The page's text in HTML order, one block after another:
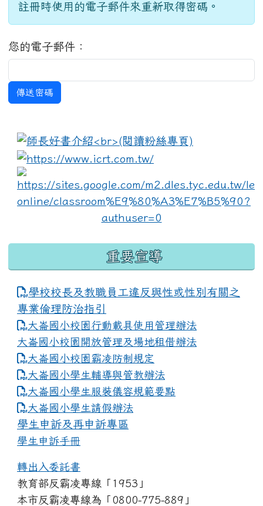
註冊時使用的電子郵件來重新取得密碼。
您的電子郵件：
傳送密碼
link to https://
重要宣導
學校校長及教職員工違反與性或性別有關之
專業倫理防治指引
大崙國小校園行動載具使用管理辦法
大崙國小校園開放管理及場地租借辦法
大崙國小校園霸凌防制規定
大崙國小學生輔導與管教辦法
大崙國小學生服裝儀容規範要點
link to https://www.dles.tyc.edu.tw/uploads/
大崙國小學生請假辦法
學生申訴及再申訴專區
學生申訴手冊
轉出入委託書
教育部反霸凌專線「1953」
本市反霸凌專線為「0800-775-889」